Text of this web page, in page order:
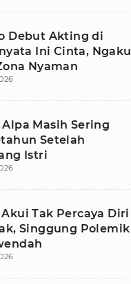
Debut Akting di
Ini Cinta, Ngaku
Nyaman
Masih Sering
Setelah
Istri
Tak Percaya Diri
Singgung Polemik